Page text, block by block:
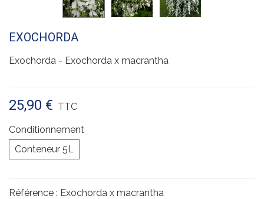
EXOCHORDA
Exochorda - Exochorda x macrantha
25,90 € TTC
Conditionnement
Conteneur 5L
Référence : Exochorda x macrantha